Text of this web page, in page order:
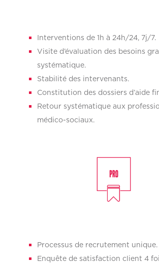
Interventions de 1h à 24h/24, 7j/7.
Visite d’évaluation des besoins
systématique.
Stabilité des intervenants.
Constitution des dossiers d’aide
Retour systématique aux
médico-sociaux.
Processus de recrutement unique.
Enquête de satisfaction client 4